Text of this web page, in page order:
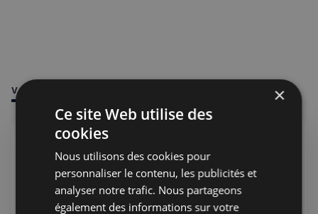
VOUS POURRIEZ ÊTRE INTÉRESSÉ PAR ×
Ce site Web utilise des
cookies
Nous utilisons des cookies pour
personnaliser le contenu, les publicités et
analyser notre trafic. Nous partageons
également des informations sur votre